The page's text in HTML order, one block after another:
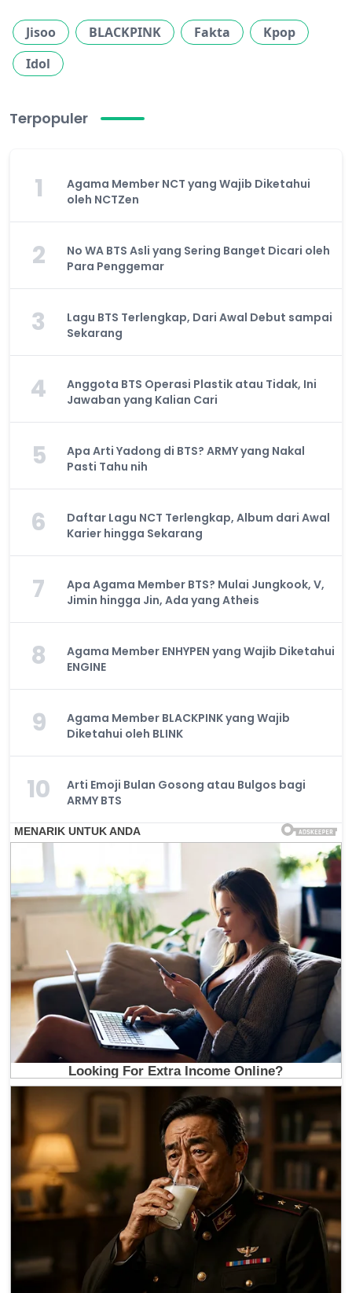
Jisoo BLACKPINK Fakta
Kpop
Idol
Terpopuler
1
Agama Member NCT yang Wajib Diketahui
oleh NCTZen
2
No WA BTS Asli yang Sering Banget Dicari oleh
Para Penggemar
3
Lagu BTS Terlengkap, Dari Awal Debut sampai
Sekarang
4
Anggota BTS Operasi Plastik atau Tidak, Ini
Jawaban yang Kalian Cari
5
Apa Arti Yadong di BTS? ARMY yang Nakal
Pasti Tahu nih
6
Daftar Lagu NCT Terlengkap, Album dari Awal
Karier hingga Sekarang
7
Apa Agama Member BTS? Mulai Jungkook, V,
Jimin hingga Jin, Ada yang Atheis
8
Agama Member ENHYPEN yang Wajib Diketahui
ENGINE
9
Agama Member BLACKPINK yang Wajib
Diketahui oleh BLINK
10
Arti Emoji Bulan Gosong atau Bulgos bagi
ARMY BTS